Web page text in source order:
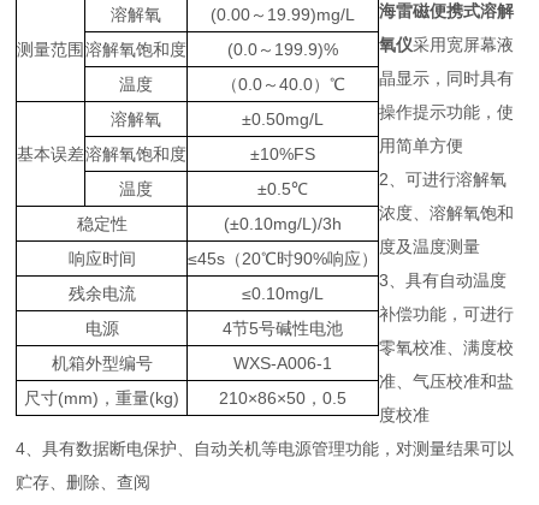
测量范围
溶解氧
(0.00～19.99)mg/L
溶解氧饱和度
(0.0～199.9)%
温度
（0.0～40.0）℃
基本误差
溶解氧
±0.50mg/L
溶解氧饱和度
±10%FS
温度
±0.5℃
稳定性
(±0.10mg/L)/3h
响应时间
≤45s（20℃时90%响应）
残余电流
≤0.10mg/L
电源
4节5号碱性电池
机箱外型编号
WXS-A006-1
尺寸(mm)，重量(kg)
210×86×50，0.5
海雷磁便携式溶解
氧仪采用宽屏幕液
晶显示，同时具有
操作提示功能，使
用简单方便
2、可进行溶解氧
浓度、溶解氧饱和
度及温度测量
3、具有自动温度
补偿功能，可进行
零氧校准、满度校
准、气压校准和盐
度校准
4、具有数据断电保护、自动关机等电源管理功能，对测量结果可以
贮存、删除、查阅